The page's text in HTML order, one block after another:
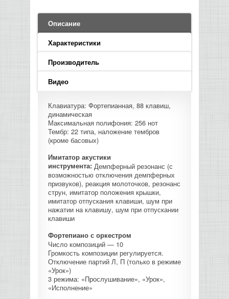
УСИЛИТЕЛИ
МИКШЕРЫ ЦИФРОВЫЕ
ЛИНЕЙНЫЕ МАССИВЫ
СЦЕНИЧЕСКИЕ МОНИТОРЫ
CD|DVD|FLASH|USB ПЛЕЕРЫ,
РЕКОРДЕРЫ
САБВУФЕРЫ АКТИВНЫЕ
КОМПЛЕКТУЮЩИЕ ДЛЯ
АКУСТИЧЕСКИХ СИСТЕМ
КОНТРОЛЛЕРЫ АС И КРОССОВЕРЫ
НАУШНИКИ
КОМБО ДЛЯ АКУСТИЧЕСКИХ ГИТАР
ГИТАРНЫЕ ПРИНАДЛЕЖНОСТИ
КЛАВИШНЫЕ КОМБО
СЕМПЛЕРЫ И ГРУВБОКСЫ
ПРЕАМПЫ И МИКРОФОННЫЕ
ПРОЦЕССОРЫ
ПРОГРАММНОЕ ОБЕСПЕЧЕНИЕ
DJ НАУШНИКИ
СИСТЕМЫ ВИДЕО МОНТАЖА
ВИДЕО КОНВЕРТЕРЫ
ОРКЕСТРОВЫЕ УДАРНЫЕ
ПОПОЛНЕНИЕ СКЛАДА
ИНФОРМАЦИЯ
О МАГАЗИНЕ
КАК КУПИТЬ
ДОСТАВКА
ОПЛАТА
КОНТАКТЫ
Описание
Характеристики
Производитель
Видео
Клавиатура: Фортепианная, 88 клавиш,
динамическая
Максимальная полифония: 256 нот
Тембр: 22 типа, наложение тембров
(кроме басовых)
Имитатор акустики
инструмента: Демпферный резонанс (с
возможностью отключения демпферных
призвуков), реакция молоточков, резонанс
струн, имитатор положения крышки,
имитатор отпускания клавиши, шум при
нажатии на клавишу, шум при отпускании
клавиши
Фортепиано с оркестром
Число композиций — 10
Громкость композиции регулируется.
Отключение партий Л, П (только в режиме
«Урок»)
3 режима: «Прослушивание», «Урок»,
«Исполнение»